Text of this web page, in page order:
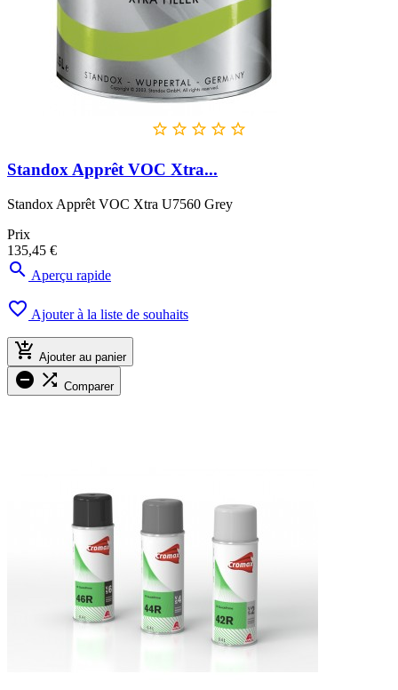
    
Standox Apprêt VOC Xtra...
Standox Apprêt VOC Xtra U7560 Grey
Prix
135,45 €
 Aperçu rapide
 Ajouter à la liste de souhaits
 Ajouter au panier
  Comparer